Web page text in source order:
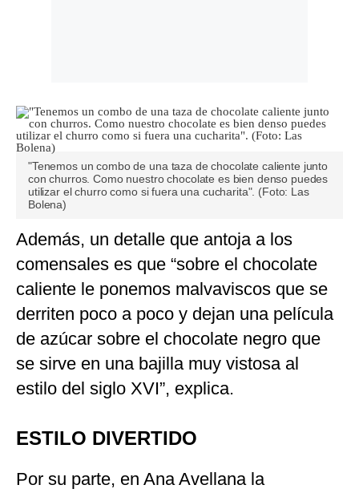
"Tenemos un combo de una taza de chocolate caliente junto
con churros. Como nuestro chocolate es bien denso puedes
utilizar el churro como si fuera una cucharita". (Foto: Las
Bolena)
Además, un detalle que antoja a los
comensales es que “sobre el chocolate
caliente le ponemos malvaviscos que se
derriten poco a poco y dejan una película
de azúcar sobre el chocolate negro que
se sirve en una bajilla muy vistosa al
estilo del siglo XVI”, explica.
ESTILO DIVERTIDO
Por su parte, en Ana Avellana la